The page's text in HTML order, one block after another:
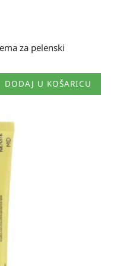
za pelenski
DODAJ U KOŠARICU